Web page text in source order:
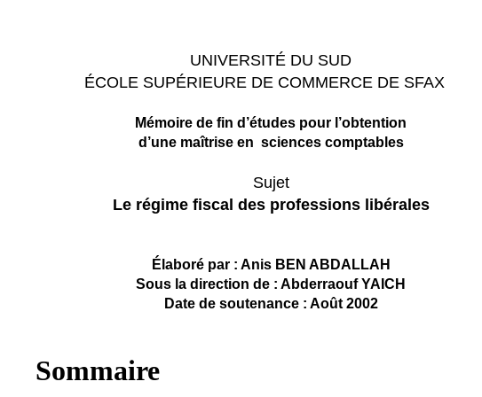
UNIVERSITÉ DU SUD
ÉCOLE SUPÉRIEURE DE COMMERCE DE SFAX
Mémoire de fin d’études pour l’obtention
d’une maîtrise en sciences comptables
Sujet
Le régime fiscal des professions libérales
Élaboré par : Anis BEN ABDALLAH
Sous la direction de : Abderraouf YAICH
Date de soutenance : Août 2002
Sommaire